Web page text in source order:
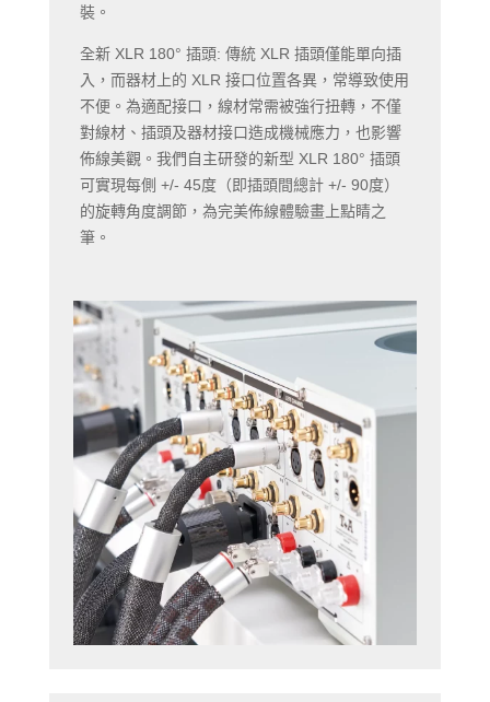
裝。
全新 XLR 180° 插頭: 傳統 XLR 插頭僅能單向插
入，而器材上的 XLR 接口位置各異，常導致使用
不便。為適配接口，線材常需被強行扭轉，不僅
對線材、插頭及器材接口造成機械應力，也影響
佈線美觀。我們自主研發的新型 XLR 180° 插頭
可實現每側 +/- 45度（即插頭間總計 +/- 90度）
的旋轉角度調節，為完美佈線體驗畫上點睛之
筆。